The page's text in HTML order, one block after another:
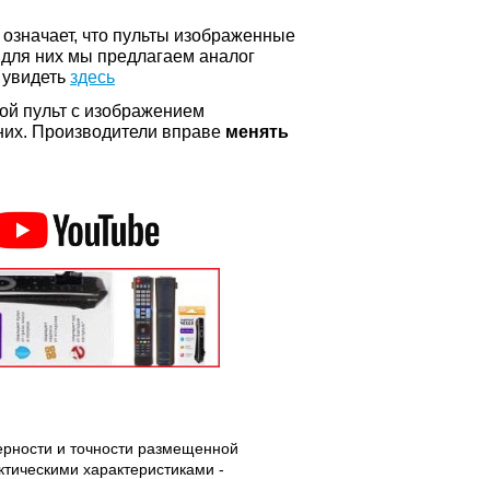
что пульты изображенные
них мы предлагаем аналог
здесь
пульт с изображением
Производители вправе менять
и точности размещенной
характеристиками -